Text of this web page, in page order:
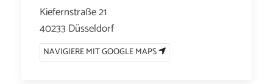
Kiefernstraße 21
40233 Düsseldorf
NAVIGIERE MIT GOOGLE MAPS